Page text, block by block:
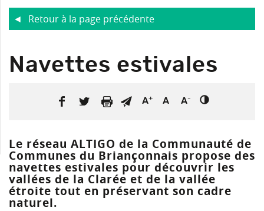
Retour à la page précédente
Navettes estivales
A+ A A-
Le réseau ALTIGO de la Communauté de
Communes du Briançonnais propose des
navettes estivales pour découvrir les
vallées de la Clarée et de la vallée
étroite tout en préservant son cadre
naturel.